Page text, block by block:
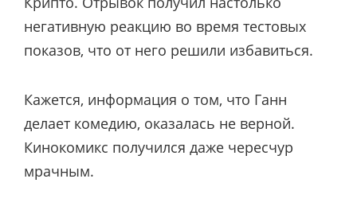
негативную реакцию во время тестовых
показов, что от него решили избавиться.
Кажется, информация о том, что Ганн
делает комедию, оказалась не верной.
Кинокомикс получился даже чересчур
мрачным.